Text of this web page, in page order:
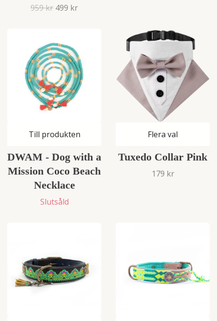
959 kr 499 kr
Till produkten
DWAM - Dog with a
Mission Coco Beach
Necklace
Slutsåld
Flera val
Tuxedo Collar Pink
179 kr